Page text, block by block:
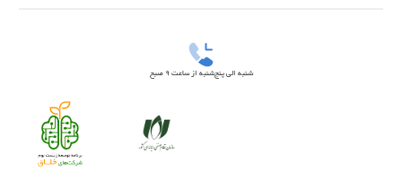
شنبه الی پنج‌شنبه از ساعت 9 صبح